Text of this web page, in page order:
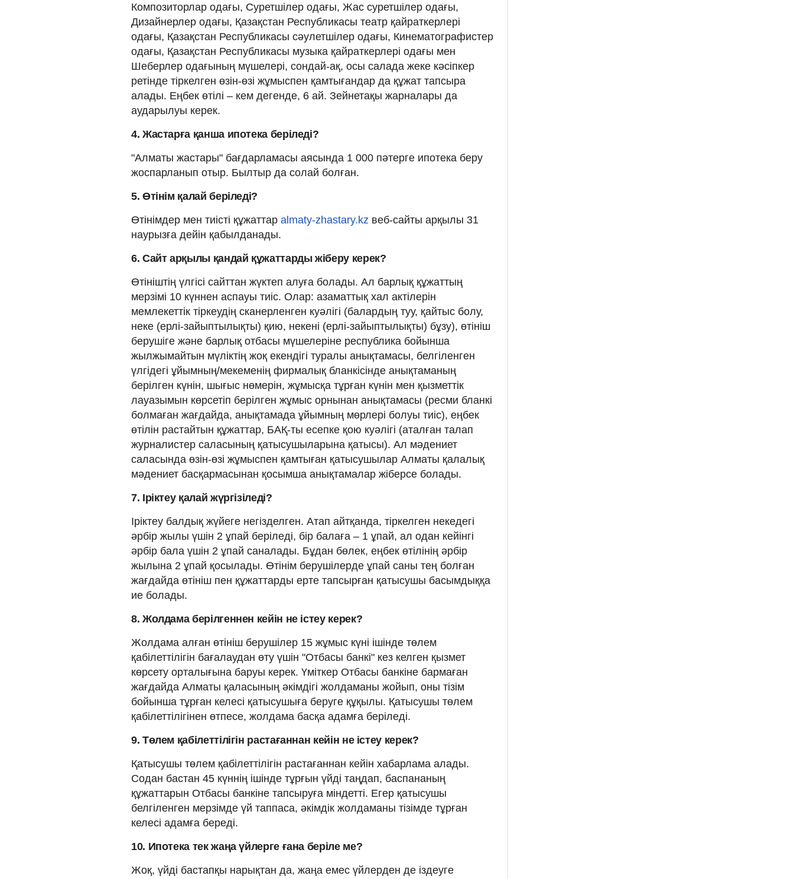
Композиторлар одағы, Суретшілер одағы, Жас суретшілер одағы,
Дизайнерлер одағы, Қазақстан Республикасы театр қайраткерлері
одағы, Қазақстан Республикасы сәулетшілер одағы, Кинематографистер
одағы, Қазақстан Республикасы музыка қайраткерлері одағы мен
Шеберлер одағының мүшелері, сондай-ақ, осы салада жеке кәсіпкер
ретінде тіркелген өзін-өзі жұмыспен қамтығандар да құжат тапсыра
алады. Еңбек өтілі – кем дегенде, 6 ай. Зейнетақы жарналары да
аударылуы керек.
4. Жастарға қанша ипотека беріледі?
"Алматы жастары" бағдарламасы аясында 1 000 пәтерге ипотека беру
жоспарланып отыр. Былтыр да солай болған.
5. Өтінім қалай беріледі?
Өтінімдер мен тиісті құжаттар almaty-zhastary.kz веб-сайты арқылы 31
наурызға дейін қабылданады.
6. Сайт арқылы қандай құжаттарды жіберу керек?
Өтініштің үлгісі сайттан жүктеп алуға болады. Ал барлық құжаттың
мерзімі 10 күннен аспауы тиіс. Олар: азаматтық хал актілерін
мемлекеттік тіркеудің сканерленген куәлігі (балардың туу, қайтыс болу,
неке (ерлі-зайыптылықты) қию, некені (ерлі-зайыптылықты) бұзу), өтініш
берушіге және барлық отбасы мүшелеріне республика бойынша
жылжымайтын мүліктің жоқ екендігі туралы анықтамасы, белгіленген
үлгідегі ұйымның/мекеменің фирмалық бланкісінде анықтаманың
берілген күнін, шығыс нөмерін, жұмысқа тұрған күнін мен қызметтік
лауазымын көрсетіп берілген жұмыс орнынан анықтамасы (ресми бланкі
болмаған жағдайда, анықтамада ұйымның мөрлері болуы тиіс), еңбек
өтілін растайтын құжаттар, БАҚ-ты есепке қою куәлігі (аталған талап
журналистер саласының қатысушыларына қатысы). Ал мәдениет
саласында өзін-өзі жұмыспен қамтыған қатысушылар Алматы қалалық
мәдениет басқармасынан қосымша анықтамалар жіберсе болады.
7. Іріктеу қалай жүргізіледі?
Іріктеу балдық жүйеге негізделген. Атап айтқанда, тіркелген некедегі
әрбір жылы үшін 2 ұпай беріледі, бір балаға – 1 ұпай, ал одан кейінгі
әрбір бала үшін 2 ұпай саналады. Бұдан бөлек, еңбек өтілінің әрбір
жылына 2 ұпай қосылады. Өтінім берушілерде ұпай саны тең болған
жағдайда өтініш пен құжаттарды ерте тапсырған қатысушы басымдыққа
ие болады.
8. Жолдама берілгеннен кейін не істеу керек?
Жолдама алған өтініш берушілер 15 жұмыс күні ішінде төлем
қабілеттілігін бағалаудан өту үшін "Отбасы банкі" кез келген қызмет
көрсету орталығына баруы керек. Үміткер Отбасы банкіне бармаған
жағдайда Алматы қаласының әкімдігі жолдаманы жойып, оны тізім
бойынша тұрған келесі қатысушыға беруге құқылы. Қатысушы төлем
қабілеттілігінен өтпесе, жолдама басқа адамға беріледі.
9. Төлем қабілеттілігін растағаннан кейін не істеу керек?
Қатысушы төлем қабілеттілігін растағаннан кейін хабарлама алады.
Содан бастан 45 күннің ішінде тұрғын үйді таңдап, баспананың
құжаттарын Отбасы банкіне тапсыруға міндетті. Егер қатысушы
белгіленген мерзімде үй таппаса, әкімдік жолдаманы тізімде тұрған
келесі адамға береді.
10. Ипотека тек жаңа үйлерге ғана беріле ме?
Жоқ, үйді бастапқы нарықтан да, жаңа емес үйлерден де іздеуге